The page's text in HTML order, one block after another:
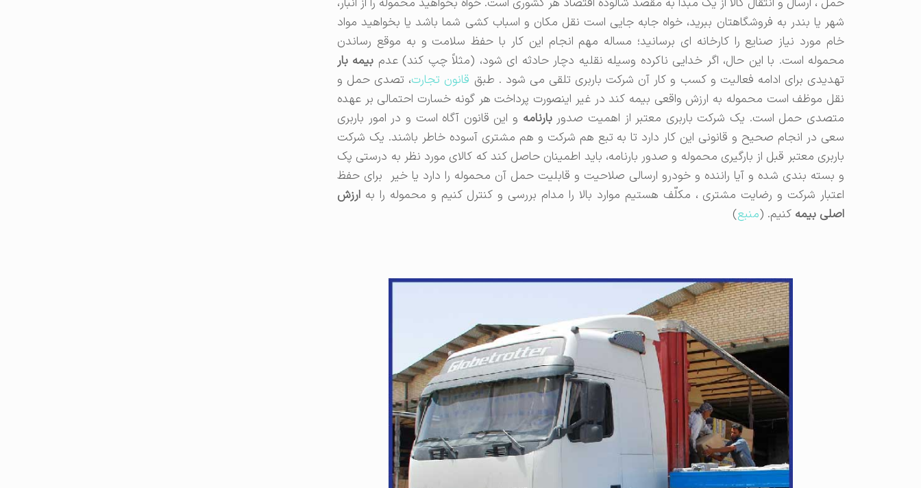
شهر یا بندر به فروشگاهتان ببرید، خواه جابه جایی است نقل مکان و اسباب کشی شما باشد یا بخواهید مواد
خام مورد نیاز صنایع را کارخانه ای برسانید؛ مساله مهم انجام این کار با حفظ سلامت و به موقع رساندن
محموله است. با این حال، اگر خدایی ناکرده وسیله نقلیه دچار حادثه ای شود، (مثلاً چپ کند) عدم بیمه بار
تهدیدی برای ادامه فعالیت و کسب و کار آن شرکت باربری تلقی می شود . طبق قانون تجارت، تصدی حمل و
نقل موظف است محموله به ارزش واقعی بیمه کند در غیر اینصورت پرداخت هر گونه خسارت احتمالی بر عهده
متصدی حمل است. یک شرکت باربری معتبر از اهمیت صدوربارنامه و این قانون آگاه است و در امور باربری
سعی در انجام صحیح و قانونی این کار دارد تا به تبع هم شرکت و هم مشتری آسوده خاطر باشند. یک شرکت
باربری معتبر قبل از بارگیری محموله و صدور بارنامه، باید اطمینان حاصل کند که کالای مورد نظر به درستی پک
و بسته بندی شده و آیا راننده و خودرو ارسالی صلاحیت و قابلیت حمل آن محموله را دارد یا خیر برای حفظ
اعتبار شرکت و رضایت مشتری ، مکلّف هستیم موارد بالا را مدام بررسی و کنترل کنیم و محموله را به ارزش
اصلی بیمه کنیم. (منبع)